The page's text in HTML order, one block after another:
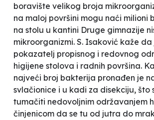
boravište velikog broja
na maloj površini mogu naći milioni
na stolu u kantini Druge gimnazije
mikroorganizmi. S. Isaković kaže
pokazatelj propisnog i redovnog
higijene stolova i radnih površina.
najveći broj bakterija pronađen je
svlačionice i u kadi za disekciju, što
tumačiti nedovoljnim održavanjem
činjenicom da se tu od jutra do